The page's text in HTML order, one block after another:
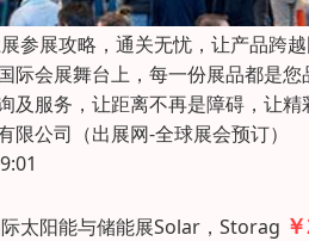
参展攻略，通关无忧，让产品跨
际会展舞台上，每一份展品都是
及服务，让距离不再是障碍，让
限公司（出展网-全球展会预订）
太阳能与储能展Solar，Storag